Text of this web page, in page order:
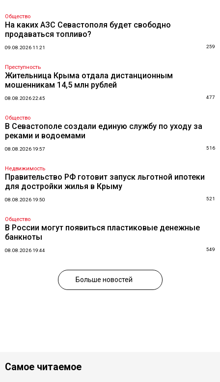
Общество
На каких АЗС Севастополя будет свободно
продаваться топливо?
09.08.2026 11:21 259
Преступность
Жительница Крыма отдала дистанционным
мошенникам 14,5 млн рублей
08.08.2026 22:45 477
Общество
В Севастополе создали единую службу по уходу за
реками и водоемами
08.08.2026 19:57 516
Недвижимость
Правительство РФ готовит запуск льготной ипотеки
для достройки жилья в Крыму
08.08.2026 19:50 521
Общество
В России могут появиться пластиковые денежные
банкноты
08.08.2026 19:44 549
Больше новостей
Самое читаемое